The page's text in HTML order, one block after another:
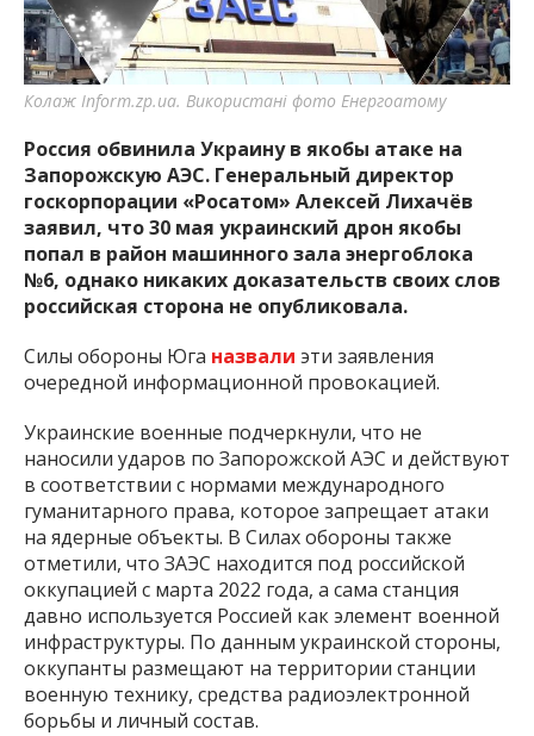
важную информацию о событиях
города Запорожья и области.
Колаж Inform.zp.ua. Використані фото Енергоатому
Россия обвинила Украину в якобы атаке на
Запорожскую АЭС. Генеральный директор
госкорпорации «Росатом» Алексей Лихачёв
заявил, что 30 мая украинский дрон якобы
попал в район машинного зала энергоблока
№6, однако никаких доказательств своих слов
российская сторона не опубликовала.
Силы обороны Юга назвали эти заявления
очередной информационной провокацией.
Украинские военные подчеркнули, что не
наносили ударов по Запорожской АЭС и действуют
в соответствии с нормами международного
гуманитарного права, которое запрещает атаки
на ядерные объекты. В Силах обороны также
отметили, что ЗАЭС находится под российской
оккупацией с марта 2022 года, а сама станция
давно используется Россией как элемент военной
инфраструктуры. По данным украинской стороны,
оккупанты размещают на территории станции
военную технику, средства радиоэлектронной
борьбы и личный состав.